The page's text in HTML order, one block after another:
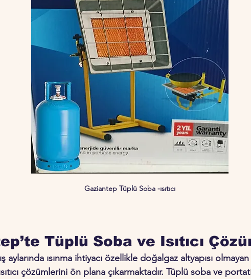
Gaziantep Tüplü Soba -ısıtıcı
Tüplü Soba ve Isıtıcı
aylarında ısınma ihtiyacı özellikle doğalgaz altyapısı
çözümlerini ön plana çıkarmaktadır. Tüplü soba ve portatif